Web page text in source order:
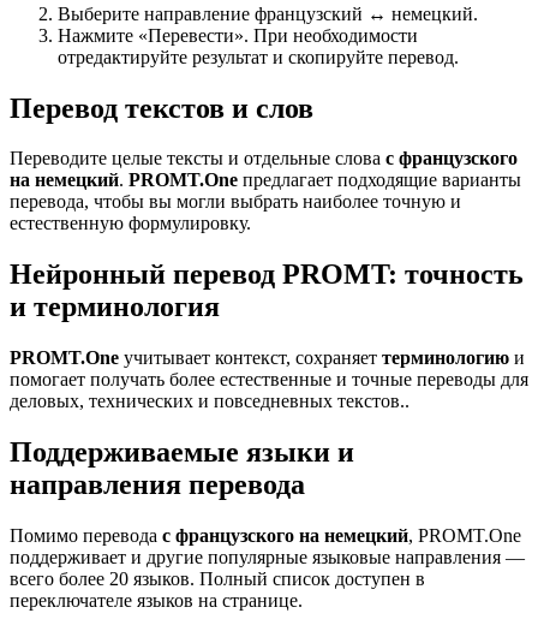
Выберите направление французский ↔ немецкий.
Нажмите «Перевести». При необходимости
отредактируйте результат и скопируйте перевод.
Перевод текстов и слов
Переводите целые тексты и отдельные слова с французского
на немецкий. PROMT.One предлагает подходящие варианты
перевода, чтобы вы могли выбрать наиболее точную и
естественную формулировку.
Нейронный перевод PROMT: точность
и терминология
PROMT.One учитывает контекст, сохраняет терминологию и
помогает получать более естественные и точные переводы для
деловых, технических и повседневных текстов..
Поддерживаемые языки и
направления перевода
Помимо перевода с французского на немецкий, PROMT.One
поддерживает и другие популярные языковые направления —
всего более 20 языков. Полный список доступен в
переключателе языков на странице.